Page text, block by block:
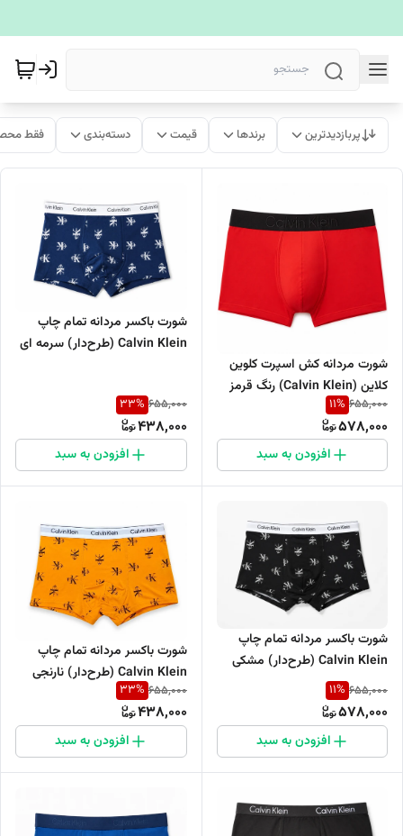
پربازدیدترین برندها قیمت دسته‌بندی فقط
شورت مردانه کش اسپرت کلوین
کلاین (Calvin Klein) رنگ قرمز
655,000
11%
578,000
افزودن به سبد
شورت باکسر مردانه تمام چاپ
Calvin Klein (طرح‌دار) سرمه ای
655,000
33%
438,000
افزودن به سبد
شورت باکسر مردانه تمام چاپ
Calvin Klein (طرح‌دار) مشکی
655,000
11%
578,000
افزودن به سبد
شورت باکسر مردانه تمام چاپ
Calvin Klein (طرح‌دار) نارنجی
655,000
33%
438,000
افزودن به سبد